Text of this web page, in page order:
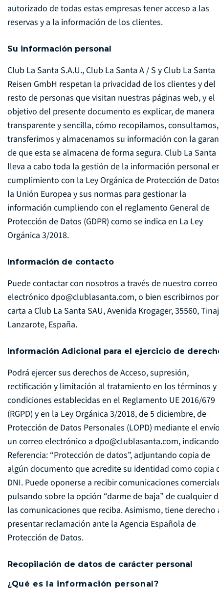
autorizado de todas estas empresas tener acceso a las
reservas y a la información de los clientes.
Su información personal
Club La Santa S.A.U., Club La Santa A / S y Club La Santa
Reisen GmbH respetan la privacidad de los clientes y del
resto de personas que visitan nuestras páginas web, y el
objetivo del presente documento es explicar, de manera
transparente y sencilla, cómo recopilamos, consultamos,
transferimos y almacenamos su información con la
de que esta se almacena de forma segura. Club La Santa
lleva a cabo toda la gestión de la información personal
cumplimiento con la Ley Orgánica de Protección de
la Unión Europea y sus normas para gestionar la
información cumpliendo con el reglamento General de
Protección de Datos (GDPR) como se indica en La Ley
Orgánica 3/2018.
Información de contacto
Puede contactar con nosotros a través de nuestro correo
electrónico dpo@clublasanta.com, o bien escribirnos por
carta a Club La Santa SAU, Avenida Krogager, 35560,
Lanzarote, España.
Información Adicional para el ejercicio de
Podrá ejercer sus derechos de Acceso, supresión,
rectificación y limitación al tratamiento en los términos y
condiciones establecidas en el Reglamento UE 2016/679
(RGPD) y en la Ley Orgánica 3/2018, de 5 diciembre, de
Protección de Datos Personales (LOPD) mediante el
un correo electrónico a dpo@clublasanta.com,
Referencia: “Protección de datos”, adjuntando copia de
algún documento que acredite su identidad como copia
DNI. Puede oponerse a recibir comunicaciones
pulsando sobre la opción “darme de baja” de cualquier
las comunicaciones que reciba. Asimismo, tiene derecho
presentar reclamación ante la Agencia Española de
Protección de Datos.
Recopilación de datos de carácter personal
¿Qué es la información personal?